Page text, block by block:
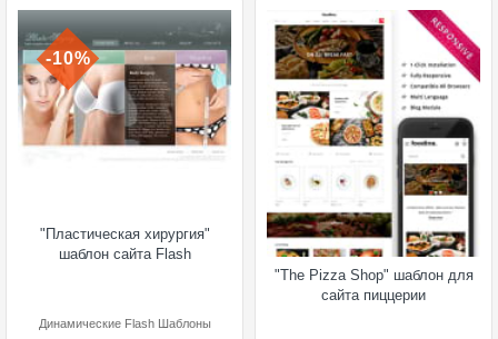
-10%
"Пластическая хирургия"
шаблон сайта Flash
Динамические Flash Шаблоны
"The Pizza Shop" шаблон для
сайта пиццерии